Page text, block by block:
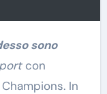
con
In